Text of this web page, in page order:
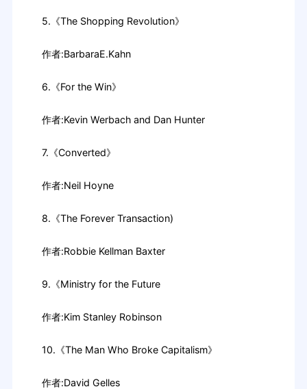
5.《The Shopping Revolution》
作者:BarbaraE.Kahn
6.《For the Win》
作者:Kevin Werbach and Dan Hunter
7.《Converted》
作者:Neil Hoyne
8.《The Forever Transaction)
作者:Robbie Kellman Baxter
9.《Ministry for the Future
作者:Kim Stanley Robinson
10.《The Man Who Broke Capitalism》
作者:David Gelles